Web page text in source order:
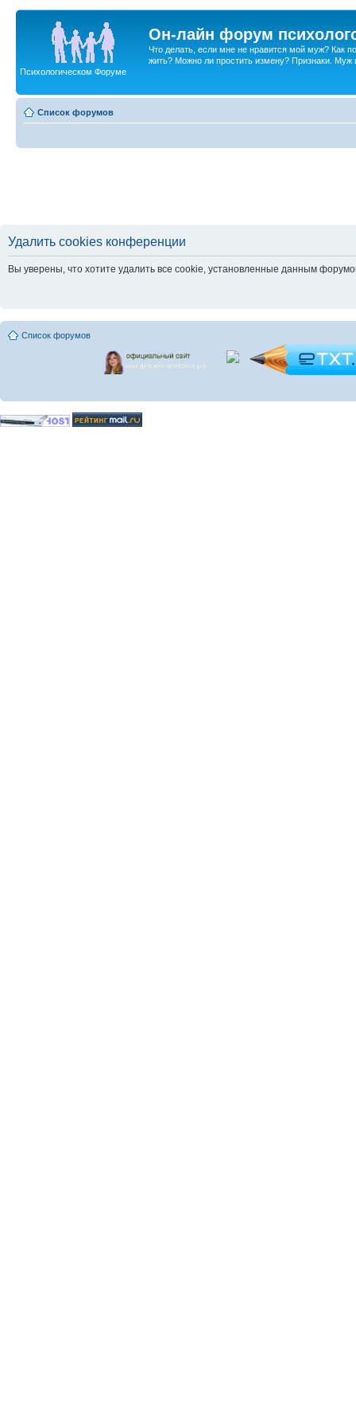
Он-лайн форум
Что делать, если мне не нравится мой муж? Как
жить? Можно ли простить измену? Признаки. Муж
Психологическом Форуме
Список форумов
Удалить cookies конференции
Вы уверены, что хотите удалить все cookie, установленные данным
Список форумов